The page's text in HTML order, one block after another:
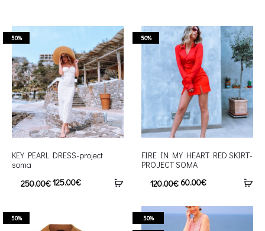
50%
KEY PEARL DRESS-project
soma
250.00€125.00€
50%
FIRE IN MY HEART RED SKIRT-
PROJECT SOMA
120.00€ 60.00€
50% 50%